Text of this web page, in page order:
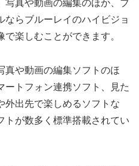
写真や動画の編集のほか、ブ
ならブルーレイのハイビジョ
楽しむことができます。
真や動画の編集ソフトのほ
ートフォン連携ソフト、見た
外出先で楽しめるソフトな
トが数多く標準搭載されてい